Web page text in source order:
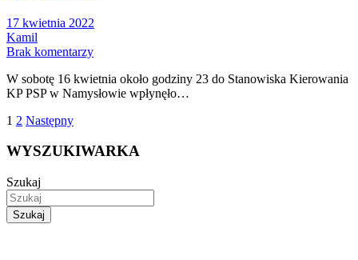
17 kwietnia 2022
Kamil
Brak komentarzy
W sobotę 16 kwietnia około godziny 23 do Stanowiska Kierowania
KP PSP w Namysłowie wpłynęło…
Stronicowanie
wpisów
1 2 Następny
WYSZUKIWARKA
Szukaj
Szukaj